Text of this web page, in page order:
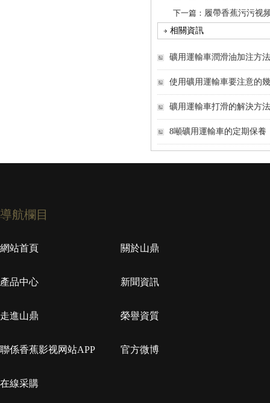
下一篇： 履帶香蕉污污视
相關資訊
礦用運輸車潤滑油加注方法
使用礦用運輸車要注意的
礦用運輸車打滑的解決方法
8噸礦用運輸車的定期保養
導航欄目
網站首頁 關於山鼎
產品中心 新聞資訊
走進山鼎 榮譽資質
聯係香蕉影视网站APP 官方微博
在線采購